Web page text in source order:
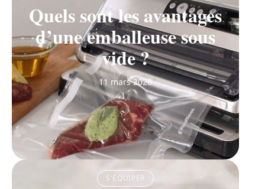
Quels sont les avantages
d’une emballeuse sous
vide ?
11 mars 2026
S'ÉQUIPER